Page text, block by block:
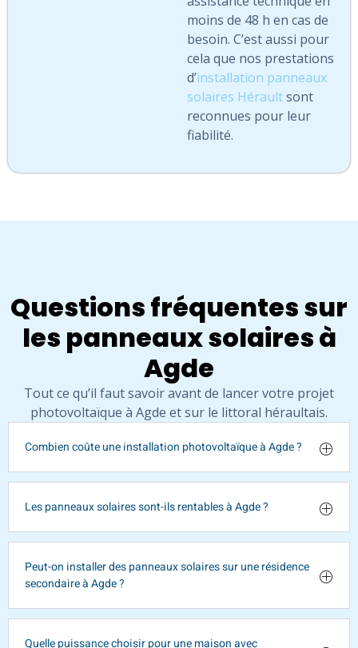
moins de 48 h en cas de
besoin. C’est aussi pour
cela que nos prestations
d’installation panneaux
solaires Héraultsont
reconnues pour leur
fiabilité.
Questions fréquentes sur
les panneaux solaires à
Agde
Tout ce qu’il faut savoir avant de lancer votre projet
photovoltaïque à Agde et sur le littoral héraultais.
Combien coûte une installation photovoltaïque à Agde ?
Les panneaux solaires sont-ils rentables à Agde ?
Peut-on installer des panneaux solaires sur une résidence
secondaire à Agde ?
Quelle puissance choisir pour une maison avec